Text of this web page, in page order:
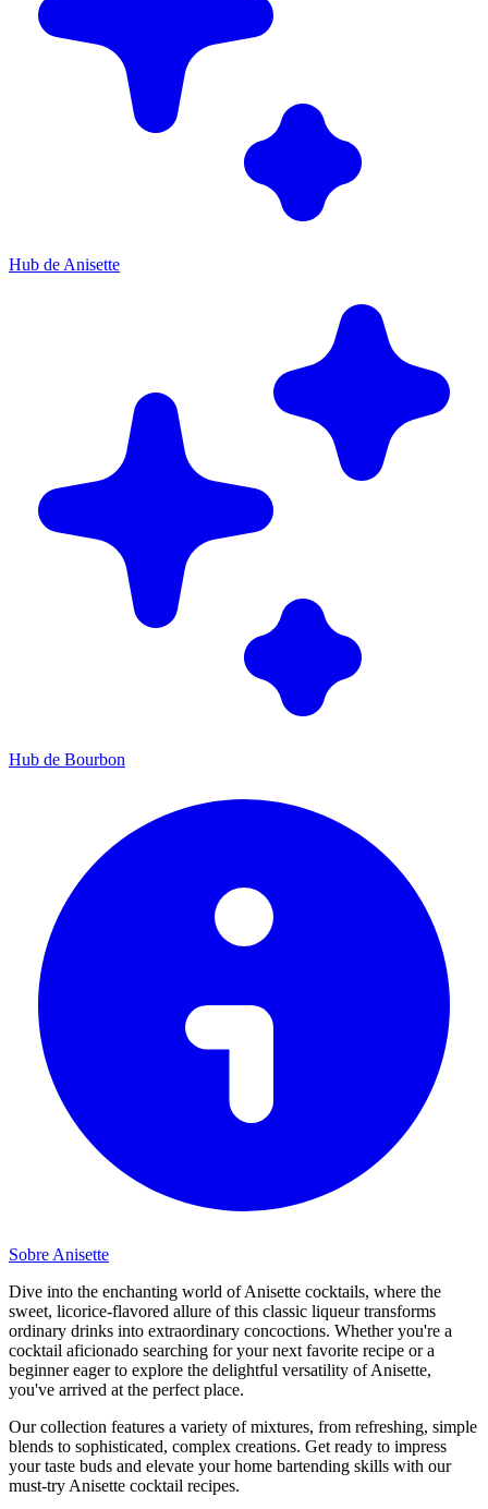
Hub de Anisette
Hub de Bourbon
Sobre Anisette
Dive into the enchanting world of Anisette cocktails, where the
sweet, licorice-flavored allure of this classic liqueur transforms
ordinary drinks into extraordinary concoctions. Whether you're a
cocktail aficionado searching for your next favorite recipe or a
beginner eager to explore the delightful versatility of Anisette,
you've arrived at the perfect place.
Our collection features a variety of mixtures, from refreshing, simple
blends to sophisticated, complex creations. Get ready to impress
your taste buds and elevate your home bartending skills with our
must-try Anisette cocktail recipes.